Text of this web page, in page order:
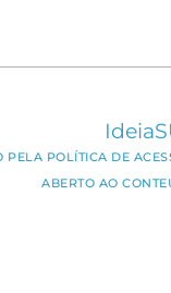
PELA POLÍTICA DE
ABERTO AO